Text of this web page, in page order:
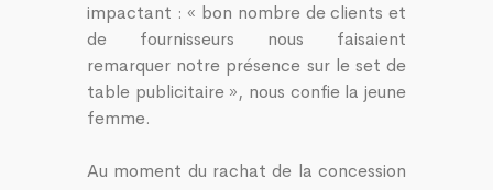
impactant : « bon nombre de clients et
de fournisseurs nous faisaient
remarquer notre présence sur le set de
table publicitaire », nous confie la jeune
femme.
Au moment du rachat de la concession